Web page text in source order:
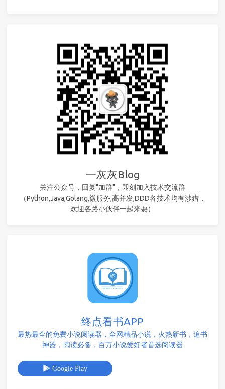
一灰灰Blog
关注公众号，回复"加群"，即刻加入技术交流群
（Python,Java,Golang,微服务,高并发,DDD各技术均有涉猎，
欢迎各路小伙伴一起来耍）
终点看书APP
最热最全的免费小说阅读器，全网精品小说，火热新书，追书
神器，阅读必备，百万小说爱好者首选阅读器
Google Play